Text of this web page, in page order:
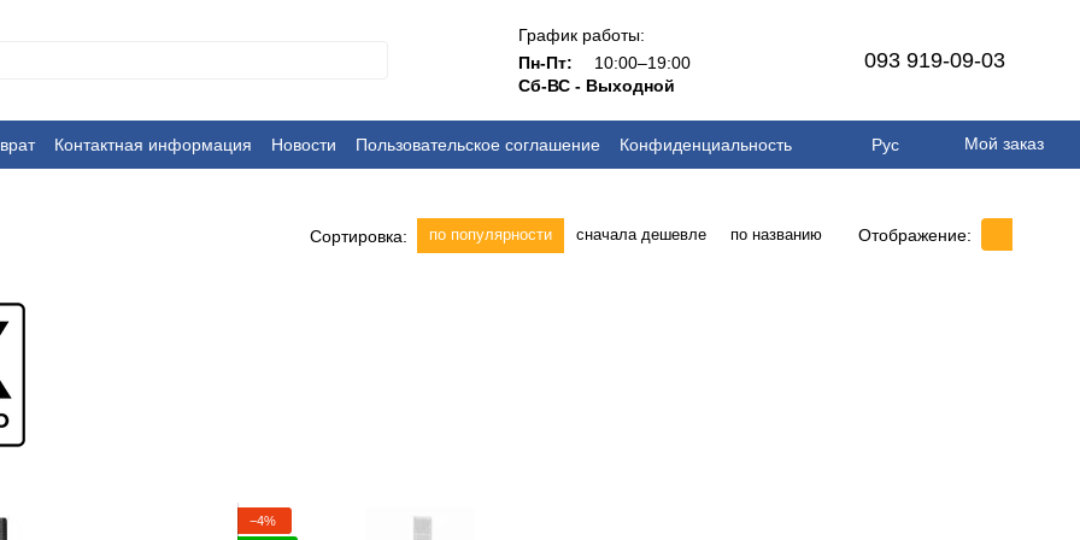
График работы:
Пн-Пт:
10:00–19:00
Сб-ВС - Выходной
093 919-09-03
Контактная информация Новости Пользовательское соглашение Конфиденциальность Рус Мой заказ
Сортировка: по популярности сначала дешевле по названию Отображение:
−4%